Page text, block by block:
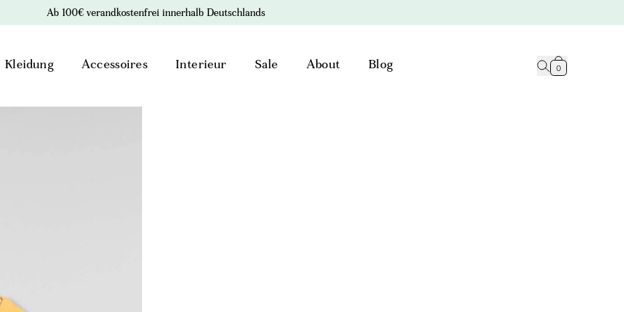
Ab 100€ verandkostenfrei innerhalb Deutschlands
Kleidung Accessoires Interieur Sale About Blog 0